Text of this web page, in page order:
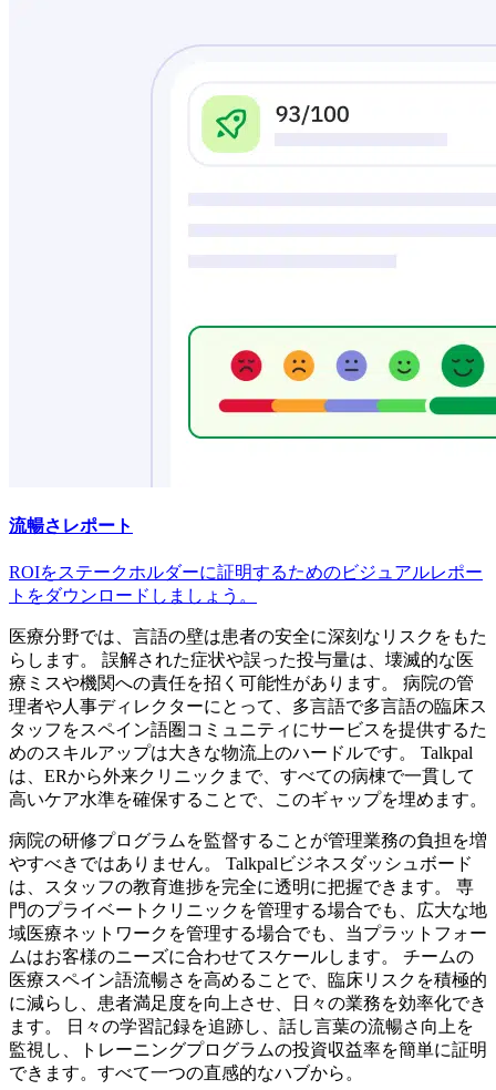
流暢さレポート
ROIをステークホルダーに証明するためのビジュアルレポー
トをダウンロードしましょう。
医療分野では、言語の壁は患者の安全に深刻なリスクをもた
らします。 誤解された症状や誤った投与量は、壊滅的な医
療ミスや機関への責任を招く可能性があります。 病院の管
理者や人事ディレクターにとって、多言語で多言語の臨床ス
タッフをスペイン語圏コミュニティにサービスを提供するた
めのスキルアップは大きな物流上のハードルです。 Talkpal
は、ERから外来クリニックまで、すべての病棟で一貫して
高いケア水準を確保することで、このギャップを埋めます。
病院の研修プログラムを監督することが管理業務の負担を増
やすべきではありません。 Talkpalビジネスダッシュボード
は、スタッフの教育進捗を完全に透明に把握できます。 専
門のプライベートクリニックを管理する場合でも、広大な地
域医療ネットワークを管理する場合でも、当プラットフォー
ムはお客様のニーズに合わせてスケールします。 チームの
医療スペイン語流暢さを高めることで、臨床リスクを積極的
に減らし、患者満足度を向上させ、日々の業務を効率化でき
ます。 日々の学習記録を追跡し、話し言葉の流暢さ向上を
監視し、トレーニングプログラムの投資収益率を簡単に証明
できます。すべて一つの直感的なハブから。